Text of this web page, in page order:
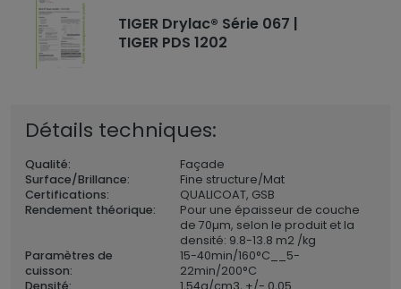
TIGER Drylac® Série 067 |
TIGER PDS 1202
Détails techniques:
Qualité:
Façade
Surface/Brillance:
Fine structure/Mat
Certifications:
QUALICOAT, GSB
Rendement théorique:
Pour une épaisseur de couche
de 70µm, selon le produit et la
densité: 9.8-13.8 m2 /kg
Paramètres de
cuisson:
15-40min/160°C__5-
22min/200°C